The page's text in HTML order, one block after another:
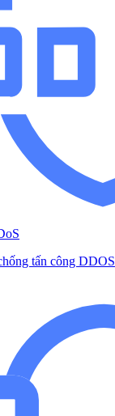
tấn công DDOS